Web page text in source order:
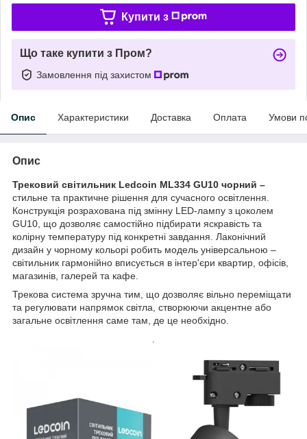
Купити з
Що таке купити з Пром?
Замовлення під захистом
Опис Характеристики Доставка Оплата Умови
Опис
Трековий світильник Ledcoin ML334 GU10 чорний –
стильне та практичне рішення для сучасного освітлення.
Конструкція розрахована під змінну LED-лампу з цоколем
GU10, що дозволяє самостійно підбирати яскравість та
колірну температуру під конкретні завдання. Лаконічний
дизайн у чорному кольорі робить модель універсальною –
світильник гармонійно вписується в інтер'єри квартир, офісів,
магазинів, галерей та кафе.
Трекова система зручна тим, що дозволяє вільно переміщати
та регулювати напрямок світла, створюючи акцентне або
загальне освітлення саме там, де це необхідно.